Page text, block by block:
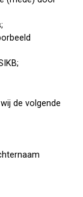
de volgende